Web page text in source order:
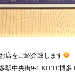
店をご紹介致します
駅中央街9-1 KITTE博多